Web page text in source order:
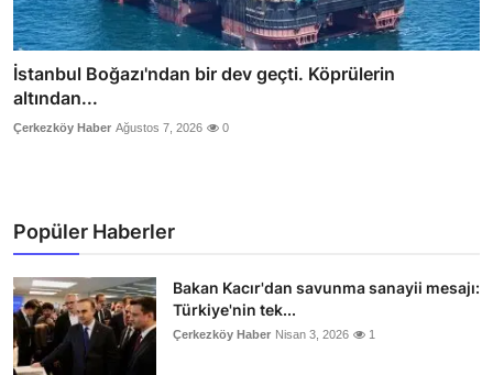
İstanbul Boğazı'ndan bir dev geçti. Köprülerin
altından...
Çerkezköy Haber Ağustos 7, 2026 0
Popüler Haberler
Bakan Kacır'dan savunma sanayii mesajı:
Türkiye'nin tek...
Çerkezköy Haber Nisan 3, 2026 1